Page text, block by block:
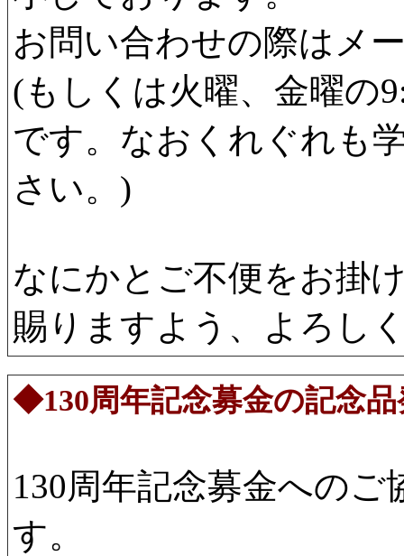
お問い合わせの際はメ
(もしくは火曜、金曜の
です。なおくれぐれも
さい。)
なにかとご不便をお掛
賜りますよう、よろし
◆130周年記念募金の記念
130周年記念募金への
す。